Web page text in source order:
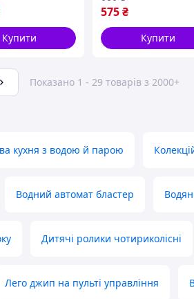
Купити
575₴
Купити
Показано 1 - 29 товарів з 2000+
кухня з водою й парою
Водний автомат бластер
Дитячі ролики чотириколісні
Лего джип на пульті управління